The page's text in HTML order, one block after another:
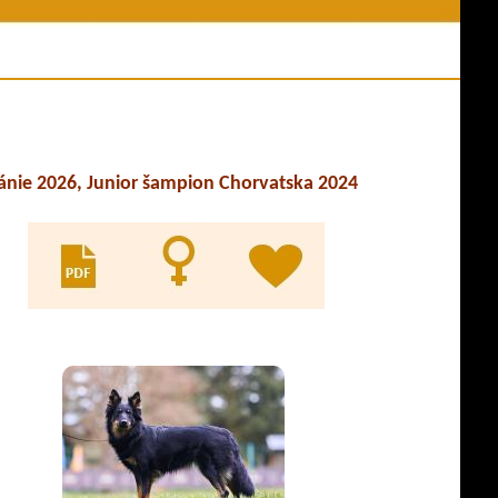
ve výkonu
Evidence KL
2026, Junior šampion Chorvatska 2024